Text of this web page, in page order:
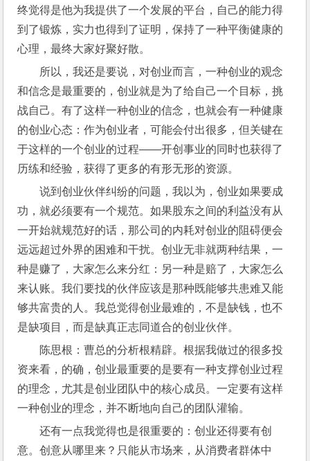
终觉得是他为我提供了一个发展的平台，自己的能力得
到了锻炼，实力也得到了证明，保持了一种平衡健康的
心理，最终大家好聚好散。
所以，我还是要说，对创业而言，一种创业的观念
和信念是最重要的，创业就是为了给自己一个目标，挑
战自己。有了这样一种创业的信念，也就会有一种健康
的创业心态：作为创业者，可能会付出很多，但关键在
于这样的一个创业的过程——开创事业的同时也获得了
历练和经验，获得了更多的有形无形的资源。
说到创业伙伴纠纷的问题，我以为，创业如果要成
功，就必须要有一个规范。如果股东之间的利益没有从
一开始就规范好的话，那公司的内耗对创业的阻碍便会
远远超过外界的困难和干扰。创业无非就两种结果，一
种是赚了，大家怎么来分红：另一种是赔了，大家怎么
来认账。我们要找的伙伴应该是那种既能够共患难又能
够共富贵的人。我总觉得创业最难的，不是缺钱，也不
是缺项目，而是缺真正志同道合的创业伙伴。
陈思根：曹总的分析根精辟。根据我做过的很多投
资来看，的确，创业最重要的是要有一种支撑创业过程
的理念，尤其是创业团队中的核心成员。一定要有这样
一种创业的理念，并不断地向自己的团队灌输。
还有一点我觉得也是很重要的：创业还得要有创
意。创意从哪里来？只能从市场来，从消费者群体中